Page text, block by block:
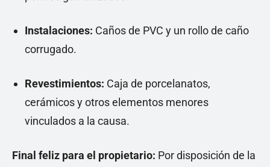
Instalaciones: Caños de PVC y un rollo de caño
corrugado.
Revestimientos: Caja de porcelanatos,
cerámicos y otros elementos menores
vinculados a la causa.
Final feliz para el propietario: Por disposición de la